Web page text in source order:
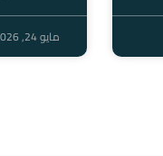
مايو 24, 2026